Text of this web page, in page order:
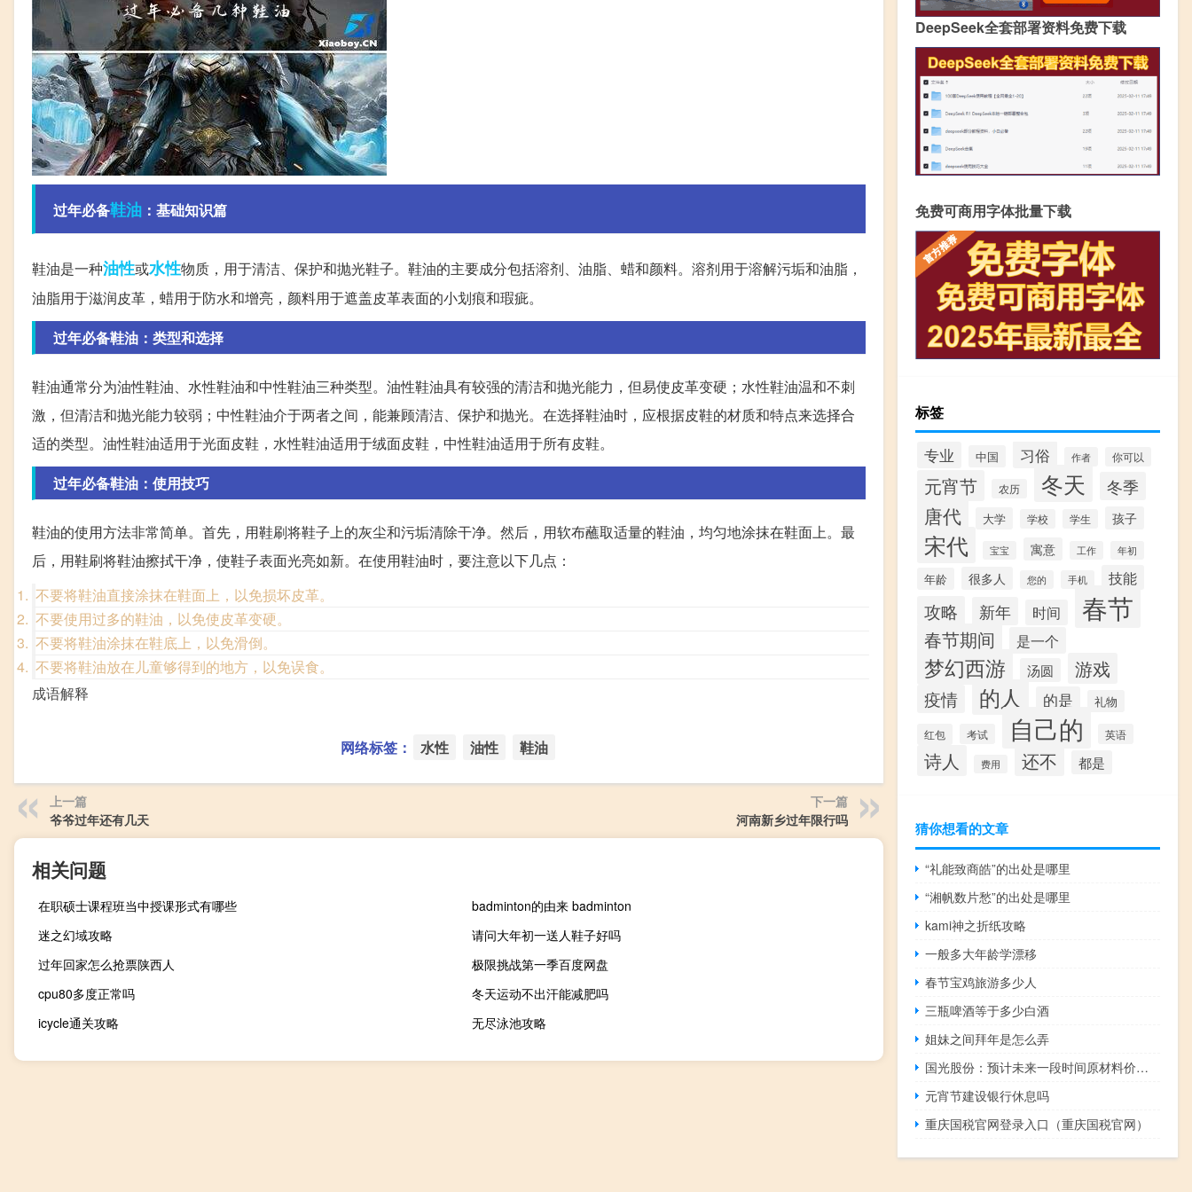
过年必备鞋油 ：基础知识篇
鞋油是一种油性或水性物质，用于清洁、保护和抛光鞋子。鞋油的主要成分包括溶剂、油脂、蜡和颜料。溶剂用于溶解污垢和油脂，
油脂用于滋润皮革，蜡用于防水和增亮，颜料用于遮盖皮革表面的小划痕和瑕疵。
过年必备鞋油：类型和选择
鞋油通常分为油性鞋油、水性鞋油和中性鞋油三种类型。油性鞋油具有较强的清洁和抛光能力，但易使皮革变硬；水性鞋油温和不刺
激，但清洁和抛光能力较弱；中性鞋油介于两者之间，能兼顾清洁、保护和抛光。在选择鞋油时，应根据皮鞋的材质和特点来选择合
适的类型。油性鞋油适用于光面皮鞋，水性鞋油适用于绒面皮鞋，中性鞋油适用于所有皮鞋。
过年必备鞋油：使用技巧
鞋油的使用方法非常简单。首先，用鞋刷将鞋子上的灰尘和污垢清除干净。然后，用软布蘸取适量的鞋油，均匀地涂抹在鞋面上。最
后，用鞋刷将鞋油擦拭干净，使鞋子表面光亮如新。在使用鞋油时，要注意以下几点：
不要将鞋油直接涂抹在鞋面上，以免损坏皮革。
不要使用过多的鞋油，以免使皮革变硬。
不要将鞋油涂抹在鞋底上，以免滑倒。
不要将鞋油放在儿童够得到的地方，以免误食。
成语解释
网络标签： 水性 油性 鞋油
上一篇
爷爷过年还有几天
下一篇
河南新乡过年限行吗
相关问题
在职硕士课程班当中授课形式有哪些
badminton的由来 badminton
迷之幻域攻略
请问大年初一送人鞋子好吗
过年回家怎么抢票陕西人
极限挑战第一季百度网盘
cpu80多度正常吗
冬天运动不出汗能减肥吗
icycle通关攻略
无尽泳池攻略
DeepSeek全套部署资料免费下载
免费可商用字体批量下载
标签
专业 中国 习俗 作者 你可以
元宵节 农历 冬天 冬季
唐代 大学 学校 学生 孩子
宋代 宝宝 寓意 工作 年初
年龄 很多人 您的 手机 技能
攻略 新年 时间 春节
春节期间 是一个
梦幻西游 汤圆 游戏
疫情 的人 的是 礼物
红包 考试 自己的 英语
诗人 费用 还不 都是
猜你想看的文章
“礼能致商皓”的出处是哪里
“湘帆数片愁”的出处是哪里
kami神之折纸攻略
一般多大年龄学漂移
春节宝鸡旅游多少人
三瓶啤酒等于多少白酒
姐妹之间拜年是怎么弄
国光股份：预计未来一段时间原材料价格整体大幅波动的可能性较小
元宵节建设银行休息吗
重庆国税官网登录入口（重庆国税官网）